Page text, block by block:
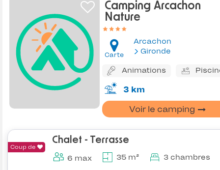
Camping Arcachon
Nature
Carte
Arcachon
Gironde
Animations
3 km
Voir le camping
Coup de
Chalet - Terrasse
6 max 35 m² 3 chambres